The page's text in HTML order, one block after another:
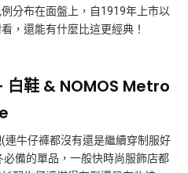
分布在面盤上，自1919年上市以
，還能有什麼比這更經典！
白鞋 & NOMOS Metro
連牛仔褲都沒有還是繼續穿制服好
備的單品，一般快時尚服飾店都